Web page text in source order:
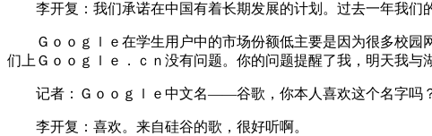
李开复：我们承诺在中国有着长期发展的计划。过去一年我们
Ｇｏｏｇｌｅ在学生用户中的市场份额低主要是因为很多校园
们上Ｇｏｏｇｌｅ．ｃｎ没有问题。你的问题提醒了我，明天我与
记者：Ｇｏｏｇｌｅ中文名——谷歌，你本人喜欢这个名字吗
李开复：喜欢。来自硅谷的歌，很好听啊。